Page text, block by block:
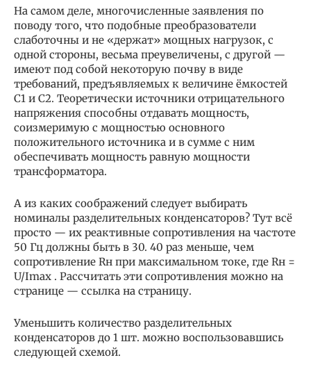
На самом деле, многочисленные заявления по
поводу того, что подобные преобразователи
слаботочны и не «держат» мощных нагрузок, с
одной стороны, весьма преувеличены, с другой —
имеют под собой некоторую почву в виде
требований, предъявляемых к величине ёмкостей
С1 и С2. Теоретически источники отрицательного
напряжения способны отдавать мощность,
соизмеримую с мощностью основного
положительного источника и в сумме с ним
обеспечивать мощность равную мощности
трансформатора.
А из каких соображений следует выбирать
номиналы разделительных конденсаторов? Тут всё
просто — их реактивные сопротивления на частоте
50 Гц должны быть в 30. 40 раз меньше, чем
сопротивление Rн при максимальном токе, где Rн =
U/Imax . Рассчитать эти сопротивления можно на
странице — ссылка на страницу.
Уменьшить количество разделительных
конденсаторов до 1 шт. можно воспользовавшись
следующей схемой.